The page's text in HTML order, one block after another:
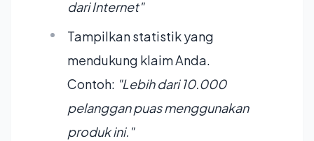
dari Internet"
Tampilkan statistik yang
mendukung klaim Anda.
Contoh: "Lebih dari 10.000
pelanggan puas menggunakan
produk ini."